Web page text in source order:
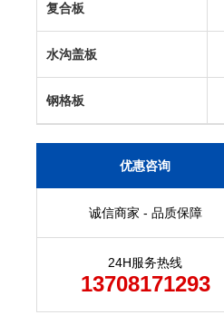
复合板
水沟盖板
钢格板
优惠咨询
诚信商家 - 品质保障
24H服务热线
13708171293